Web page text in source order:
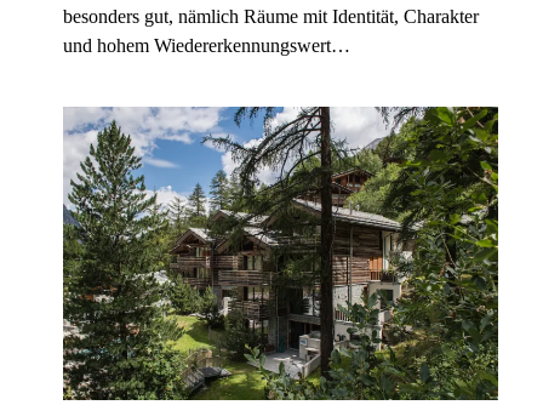
besonders gut, nämlich Räume mit Identität, Charakter
und hohem Wiedererkennungswert…